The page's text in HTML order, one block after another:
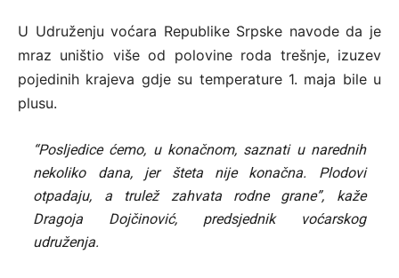
U Udruženju voćara Republike Srpske navode da je
mraz uništio više od polovine roda trešnje, izuzev
pojedinih krajeva gdje su temperature 1. maja bile u
plusu.
“Posljedice ćemo, u konačnom, saznati u narednih
nekoliko dana, jer šteta nije konačna. Plodovi
otpadaju, a trulež zahvata rodne grane”, kaže
Dragoja Dojčinović, predsjednik voćarskog
udruženja.